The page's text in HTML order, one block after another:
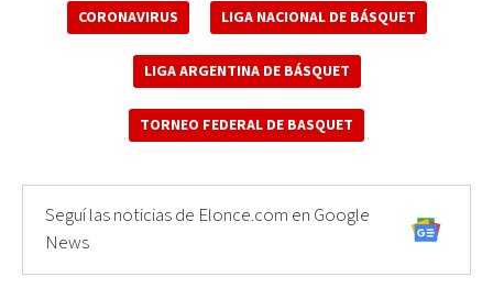
CORONAVIRUS LIGA NACIONAL DE BÁSQUET
LIGA ARGENTINA DE BÁSQUET
TORNEO FEDERAL DE BASQUET
Seguí las noticias de Elonce.com en Google
News